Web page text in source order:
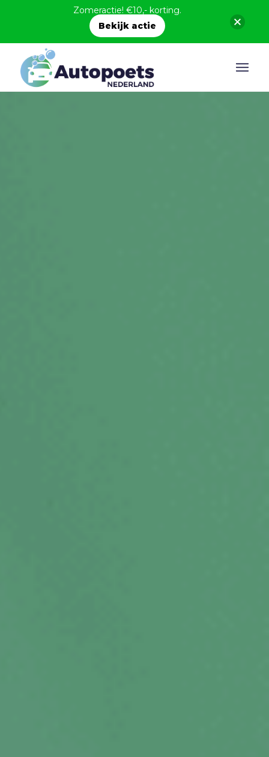
Zomeractie! €10,- korting.
Bekijk actie